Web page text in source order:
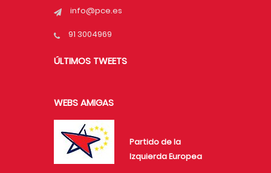
info@pce.es
91 3004969
ÚLTIMOS TWEETS
WEBS AMIGAS
Partido de la
Izquierda Europea